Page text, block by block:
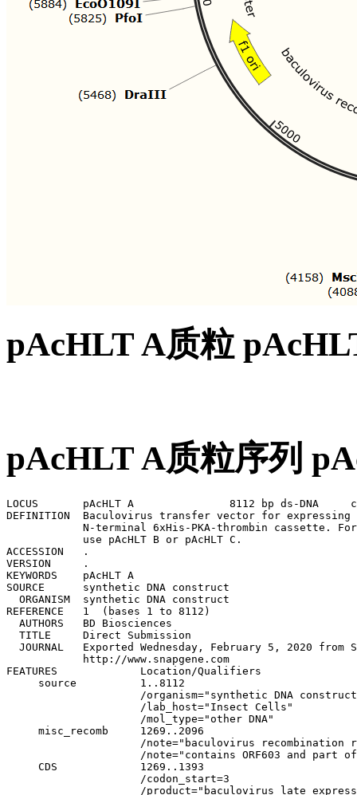
pAcHLT A质粒
pAcHLT A质粒序列
LOCUS       pAcHLT A               8112 bp ds-DNA     circular SYN 19-APR-2014
DEFINITION  Baculovirus transfer vector for expressing proteins with an 
            N-terminal 6xHis-PKA-thrombin cassette. For other reading frames, 
            use pAcHLT B or pAcHLT C.
ACCESSION   .
VERSION     .
KEYWORDS    pAcHLT A
SOURCE      synthetic DNA construct
  ORGANISM  synthetic DNA construct
REFERENCE   1  (bases 1 to 8112)
  AUTHORS   BD Biosciences
  TITLE     Direct Submission
  JOURNAL   Exported Wednesday, February 5, 2020 from SnapGene Viewer 3.1.4
            http://www.snapgene.com
FEATURES             Location/Qualifiers
     source          1..8112
                     /organism="synthetic DNA construct"
                     /lab_host="Insect Cells"
                     /mol_type="other DNA"
     misc_recomb     1269..2096
                     /note="baculovirus recombination region (lef2/ORF603)"
                     /note="contains ORF603 and part of lef2"
     CDS             1269..1393
                     /codon_start=3
                     /product="baculovirus late expression factor 2"
                     /note="lef2"
                     /translation="HLLIKSQDVYKPPNCQKMKTVDKLCPFAGNCKGLNPICNY"
     CDS             complement(1431..2036)
                     /codon_start=1
                     /product="baculovirus ORF603 protein"
                     /note="ORF603"
                     /translation="MAVIFNNKQLLADNSIEKGGELFLFNGSYNILESYVNPVLLKNGV
                     IELEEAAYYAGNILYKTDDPKFIDYINLIIKATHSEELPENSTVVNYRKTMRSGTIHPI
                     KKDIYIYDNKKFTLYDRYIYGYDNNYVNFYEEKNEKEKEYEEEDDKASSLCENKIILSQ
                     INCESFENDFKYYLSDYNYAFSIIDNTTNVLVAFGLYR"
     promoter        2100..2191
                     /gene="polh from Autographa californica"
                     /note="polyhedrin promoter"
                     /note="promoter for the baculovirus polyhedrin gene"
     CDS             2230..2247
                     /codon_start=1
                     /product="6xHis affinity tag"
                     /note="6xHis"
                     /translation="HHHHHH"
     CDS             2254..2271
                     /codon_start=1
                     /product="recognition site for phosphorylation by protein 
                     kinase A"
                     /note="PKA site"
                     /translation="RRASVA"
     CDS             2281..2298
                     /codon_start=1
                     /product="thrombin recognition and cleavage site"
                     /note="thrombin site"
                     /translation="LVPRGS"
     misc_feature    2313..2384
                     /note="MCS"
                     /note="multiple cloning site"
     misc_recomb     2404..3862
                     /note="baculovirus recombination region (ORF1629)"
                     /note="contains part of ORF1629"
     CDS             complement(2521..3862)
                     /codon_start=2
                     /product="baculovirus capsid-associated protein"
                     /note="ORF1629"
                     /note="required for viral replication"
                     /translation="PSLRQSLYNTIAYIERLLNIGTVNDSEITMLIADFYDLYSNYNIE
                     LPPPQALPRSRRPSVVQPAAPAPVPTIVREQTKPEQIIPAAPPPPPSPVPNIPAPPPPP
                     PPSMSELPPAPPMPTEPQPAAPLDDRQQLLEAIRNEKNRTRLRPVKPKTAPETSTIVEV
                     PTVLPKETFEPKPPSASPPPPPPPPPPPAPPAPPPMVDLSSAPPPPPLVDLPSEMLPPP
                     APSLSNVLSELKSGTVRLKPAQKRPQSEIIPKSSTTNLIADVLADTINRRRVAMAKSSS
                     EATSNDEGWDDDDNRPNKANTPDVKYVQALFNVFTSSQLYTNDSDERNTKAHNILNDVE
                     PLLQNKTQTNIDKARLLLQDLASFVALSENPLDSPAIGSEKQPLFETNRNLFYKSIEDL
                     IFKFRYKDAENHLIFALTYHPKDYKFNELLKYVQQLSVNQQRTESSA"
     rep_origin      5235..5690
                     /direction=RIGHT
                     /note="f1 ori"
                     /note="f1 bacteriophage origin of replication; arrow 
                     indicates direction of (+) strand synthesis"
     promoter        5972..6076
                     /gene="bla"
                     /note="AmpR promoter"
     CDS             6077..6937
                     /codon_start=1
                     /gene="bla"
                     /product="beta-lactamase"
                     /note="AmpR"
                     /note="confers resistance to ampicillin, carbenicillin, and
                     related antibiotics"
                     /translation="MSIQHFRVALIPFFAAFCLPVFAHPETLVKVKDAEDQLGARVGYI
                     ELDLNSGKILESFRPEERFPMMSTFKVLLCGAVLSRIDAGQEQLGRRIHYSQNDLVEYS
                     PVTEKHLTDGMTVRELCSAAITMSDNTAANLLLTTIGGPKELTAFLHNMGDHVTRLDRW
                     EPELNEAIPNDERDTTMPVAMATTLRKLLTGELLTLASRQQLIDWMEADKVAGPLLRSA
                     LPAGWFIADKSGAGERGSRGIIAALGPDGKPSRIVVIYTTGSQATMDERNRQIAEIGAS
                     LIKHW"
     rep_origin      7108..7696
                     /direction=RIGHT
                     /note="ori"
                     /note="high-copy-number ColE1/pMB1/pBR322/pUC origin of 
                     replication"
ORIGIN
        1 tcgagcagtt cgttgacgcc ttcctccgtg tggccgaaca cgtcgagcgg gtggtcgatg
       61 accagcggcg tgccgcacgc gacgcacaag tatctgtaca ccgaatgatc gtcgggcgaa
      121 ggcacgtcgg cctccaagtg gcaatattgg caaattcgaa aatatataca gttgggttgt
      181 ttgcgcatat ctatcgtggc gttgggcatg tacgtccgaa cgttgatttg catgcaagcc
      241 gaaattaaat cattgcgatt agtgcgatta aaacgttgta catcctcgct tttaatcatg
      301 ccgtcgatta aatcgcgcaa tcgagtcaag tgatcaaagt gtggaataat gttttctttg
      361 tattcccgag tcaagcgcag cgcgtatttt aacaaactag ccatcttgta agttagtttc
      421 atttaatgca actttatcca ataatatatt atgtatcgca cgtcaagaat taacaatgcg
      481 cccgttgtcg catctcaaca cgactatgat agagatcaaa taaagcgcga attaaatagc
      541 ttgcgacgca acgtgcacga tctgtgcacg cgttccggca cgagctttga ttgtaataag
      601 tttttacgaa gcgatgacat gacccccgta gtgacaacga tcacgcccaa aagaactgcc
      661 gactacaaaa ttaccgagta tgtcggtgac gttaaaacta ttaagccatc caatcgaccg
      721 ttagtcgaat caggaccgct ggtgcgagaa gccgcgaagt atggcgaatg catcgtataa
      781 cgtgtggagt ccgctcatta gagcgtcatg tttagacaag aaagctacat atttaattga
      841 tcccgatgat tttattgata aattgaccct aactccatac acggtattct acaatggcgg
      901 ggttttggtc aaaatttccg gactgcgatt gtacatgctg ttaacggctc cgcccactat
      961 taatgaaatt aaaaattcca attttaaaaa acgcagcaag agaaacattt gtatgaaaga
     1021 atgcgtagaa ggaaagaaaa atgtcgtcga catgctgaac aacaagatta atatgcctcc
     1081 gtgtataaaa aaaatattga acgatttgaa agaaaacaat gtaccgcgcg gcggtatgta
     1141 caggaagagg tttatactaa actgttacat tgcaaacgtg gtttcgtgtg ccaagtgtga
     1201 aaaccgatgt ttaatcaagg ctctgacgca tttctacaac cacgactcca agtgtgtggg
     1261 tgaagtcatg catcttttaa tcaaatccca agatgtgtat aaaccaccaa actgccaaaa
     1321 aatgaaaact gtcgacaagc tctgtccgtt tgctggcaac tgcaagggtc tcaatcctat
     1381 ttgtaattat tgaataataa aacaattata aatgctaaat ttgtttttta ttaacgatac
     1441